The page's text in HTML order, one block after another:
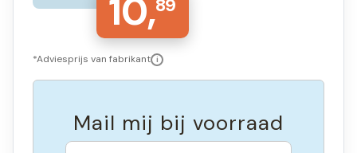
10,89
*Adviesprijs van fabrikant i
Mail mij bij voorraad